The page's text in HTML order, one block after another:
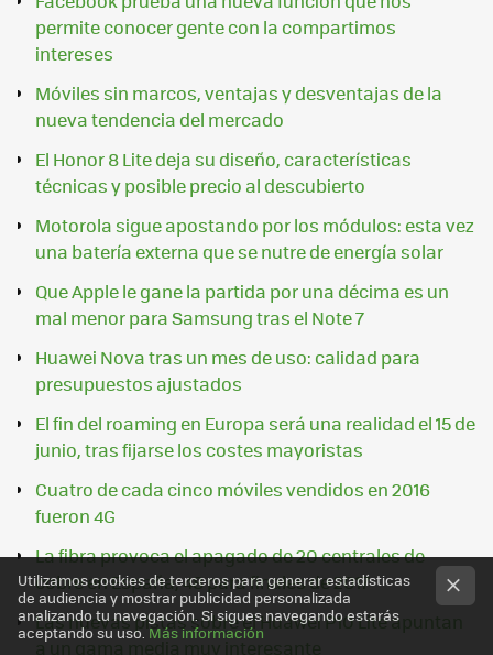
permite conocer gente con la compartimos
intereses
Móviles sin marcos, ventajas y desventajas de la
nueva tendencia del mercado
El Honor 8 Lite deja su diseño, características
técnicas y posible precio al descubierto
Motorola sigue apostando por los módulos: esta vez
una batería externa que se nutre de energía solar
Que Apple le gane la partida por una décima es un
mal menor para Samsung tras el Note 7
Huawei Nova tras un mes de uso: calidad para
presupuestos ajustados
El fin del roaming en Europa será una realidad el 15 de
junio, tras fijarse los costes mayoristas
Cuatro de cada cinco móviles vendidos en 2016
fueron 4G
La fibra provoca el apagado de 20 centrales de
cobre en España, 48 para finales de 2017
Las nuevas pistas sobre el Huawei P10 Lite apuntan
a un gama media muy interesante
Utilizamos cookies de terceros para generar estadísticas
de audiencia y mostrar publicidad personalizada
analizando tu navegación. Si sigues navegando estarás
aceptando su uso. Más información